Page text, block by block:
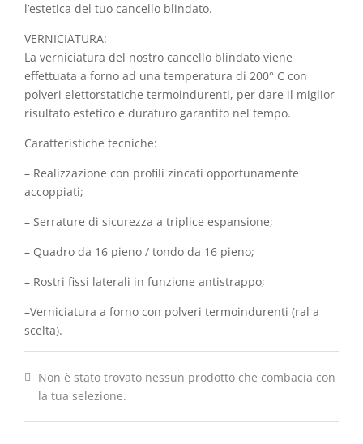
l’estetica del tuo cancello blindato.
VERNICIATURA:
La verniciatura del nostro cancello blindato viene
effettuata a forno ad una temperatura di 200° C con
polveri elettorstatiche termoindurenti, per dare il miglior
risultato estetico e duraturo garantito nel tempo.
Caratteristiche tecniche:
– Realizzazione con profili zincati opportunamente
accoppiati;
– Serrature di sicurezza a triplice espansione;
– Quadro da 16 pieno / tondo da 16 pieno;
– Rostri fissi laterali in funzione antistrappo;
–Verniciatura a forno con polveri termoindurenti (ral a
scelta).
Non è stato trovato nessun prodotto che combacia con
la tua selezione.